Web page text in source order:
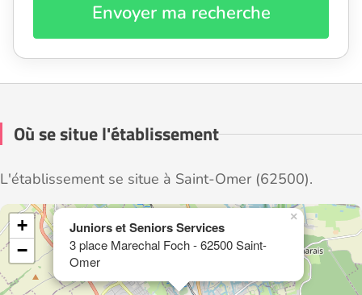
Envoyer ma recherche
Où se situe l'établissement
L'établissement se situe à Saint-Omer (62500).
Juniors et Seniors Services
3 place Marechal Foch - 62500 Saint-
Omer
×
+
−